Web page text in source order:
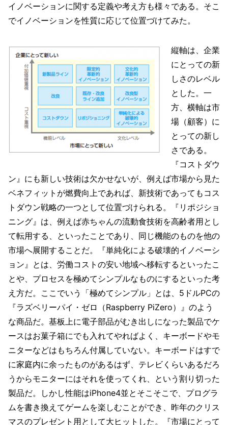
イノベーションに関する定義や考え方も様々である。そこ
でイノベーションを性質に応じて位置づけてみた。
縦軸は、企業
にとっての新
しさのレベル
とした。一
方、横軸は市
場（顧客）に
とっての新し
さである。
『コストダウ
ン』にも新しい技術は欠かせないが、例えば市場から見た
ベネフィットが燃費向上であれば、新技術であってもコス
トダウン戦略の一つとして位置づけられる。『リポジショ
ニング』は、例えば赤ちゃんの流動食技術を高齢者用とし
て転用する、といったことであり、同じ機能のものを他の
市場へ展開することだ。『単純化による破壊的イノベーシ
ョン』とは、労働コストの安い地域へ移転するといったこ
とや、プロセスを極めてシンプルなものにするといった考
え方だ。ここでいう「極めてシンプル」とは、5ドルPCの
『ラズベリーパイ・ゼロ（Raspberry PiZero）』のよう
な商品だ。基板上に電子部品がむき出しになった製品でケ
ースはお菓子箱にでも入れてやればよく、キーボードやモ
ニターなどはもちろん付属していない。キーボードはすで
に家庭内に余ったものがあるはず、テレビくらいあるだろ
うからモニターにはそれを使ってくれ、という割り切った
製品だ。しかし性能はiPhone4並とそこそこで、プログラ
ムを書き換えてゲームを楽しむことができ、昨年のクリス
マスのプレゼント用として大ヒットした。『市場にとって